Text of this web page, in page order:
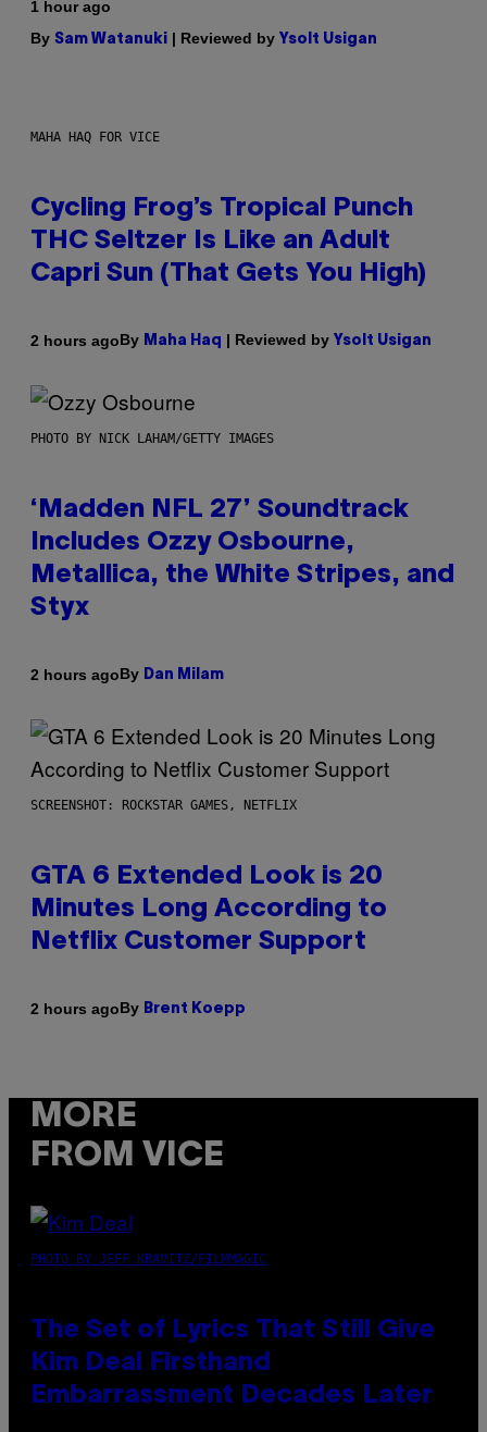
1 hour ago
By Sam Watanuki | Reviewed by Ysolt Usigan
MAHA HAQ FOR VICE
Cycling Frog’s Tropical Punch
THC Seltzer Is Like an Adult
Capri Sun (That Gets You High)
2 hours agoBy Maha Haq | Reviewed by Ysolt Usigan
PHOTO BY NICK LAHAM/GETTY IMAGES
‘Madden NFL 27’ Soundtrack
Includes Ozzy Osbourne,
Metallica, the White Stripes, and
Styx
2 hours agoBy Dan Milam
SCREENSHOT: ROCKSTAR GAMES, NETFLIX
GTA 6 Extended Look is 20
Minutes Long According to
Netflix Customer Support
2 hours agoBy Brent Koepp
MORE
FROM VICE
PHOTO BY JEFF KRAVITZ/FILMMAGIC
The Set of Lyrics That Still Give
Kim Deal Firsthand
Embarrassment Decades Later